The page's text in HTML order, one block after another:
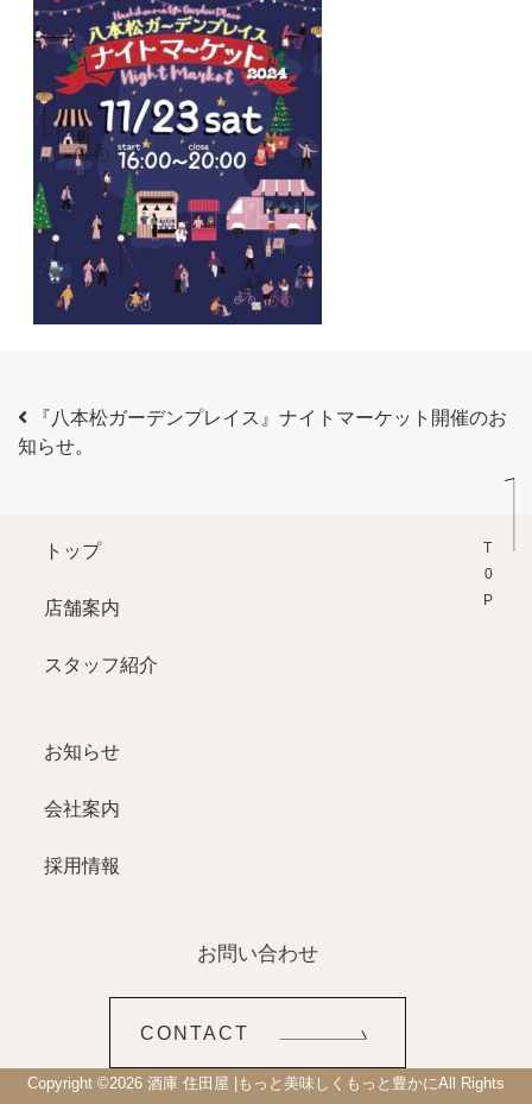
投稿ナビゲーション
『八本松ガーデンプレイス』ナイトマーケット開催のお
知らせ。
T0P
トップ
店舗案内
スタッフ紹介
お知らせ
会社案内
採用情報
お問い合わせ
CONTACT
Copyright ©2026 酒庫 住田屋 |もっと美味しくもっと豊かにAll Rights